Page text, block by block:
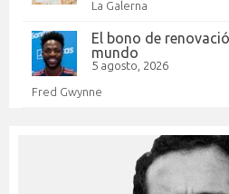
La Galerna
El bono de
mundo
5 agosto, 2026
Fred Gwynne